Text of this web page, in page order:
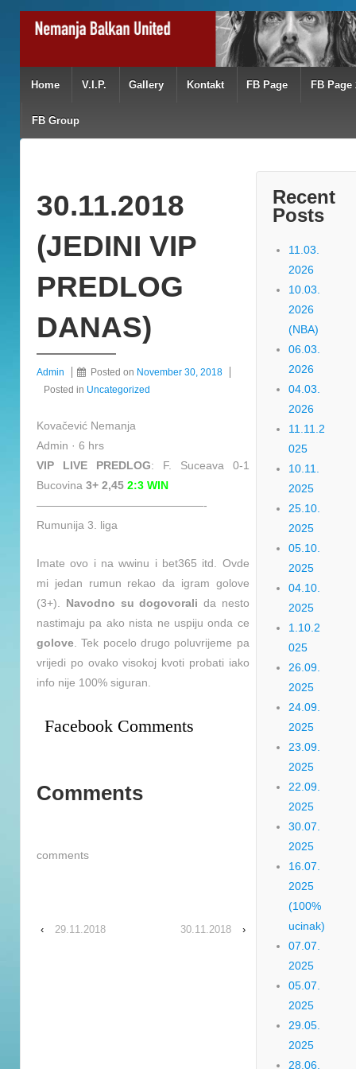
Home V.I.P. Gallery Kontakt FB Page FB Page
FB Group
30.11.2018
(JEDINI VIP
PREDLOG
DANAS)
Admin Posted on November 30, 2018
Posted in Uncategorized
Kovačević Nemanja
Admin · 6 hrs
VIP LIVE PREDLOG: F. Suceava 0-1
Bucovina 3+ 2,45 2:3 WIN
———————————————-
Rumunija 3. liga
Imate ovo i na wwinu i bet365 itd. Ovde
mi jedan rumun rekao da igram golove
(3+). Navodno su dogovorali da nesto
nastimaju pa ako nista ne uspiju onda ce
golove . Tek pocelo drugo poluvrijeme pa
vrijedi po ovako visokoj kvoti probati iako
info nije 100% siguran.
Facebook Comments
Comments
comments
‹ 29.11.2018 30.11.2018 ›
Recent
Posts
11.03.
2026
10.03.
2026
(NBA)
06.03.
2026
04.03.
2026
11.11.2
025
10.11.
2025
25.10.
2025
05.10.
2025
04.10.
2025
1.10.2
025
26.09.
2025
24.09.
2025
23.09.
2025
22.09.
2025
30.07.
2025
16.07.
2025
(100%
ucinak)
07.07.
2025
05.07.
2025
29.05.
2025
28.06.